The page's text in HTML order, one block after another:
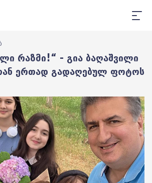
რაზმი!“ - გია ბაღაშვილი
ერთად გადაღებულ ფოტოს